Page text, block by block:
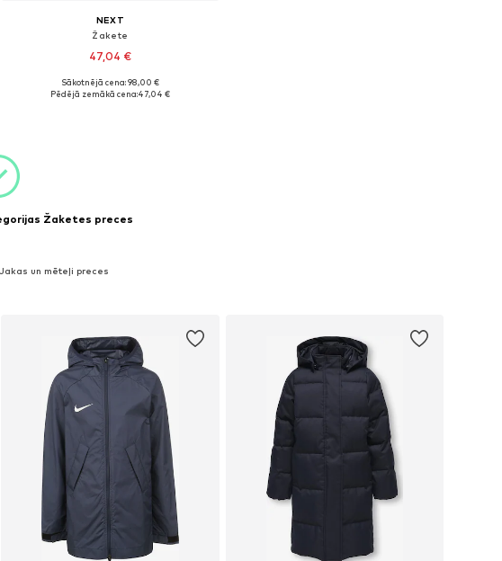
NEXT
Žakete
47,04 €
Pieejamie izmēri: 166, 168
Sākotnējā cena: 98,00 €
Pēdējā zemākā cena:47,04 €
Žaketes preces
un mēteļi preces